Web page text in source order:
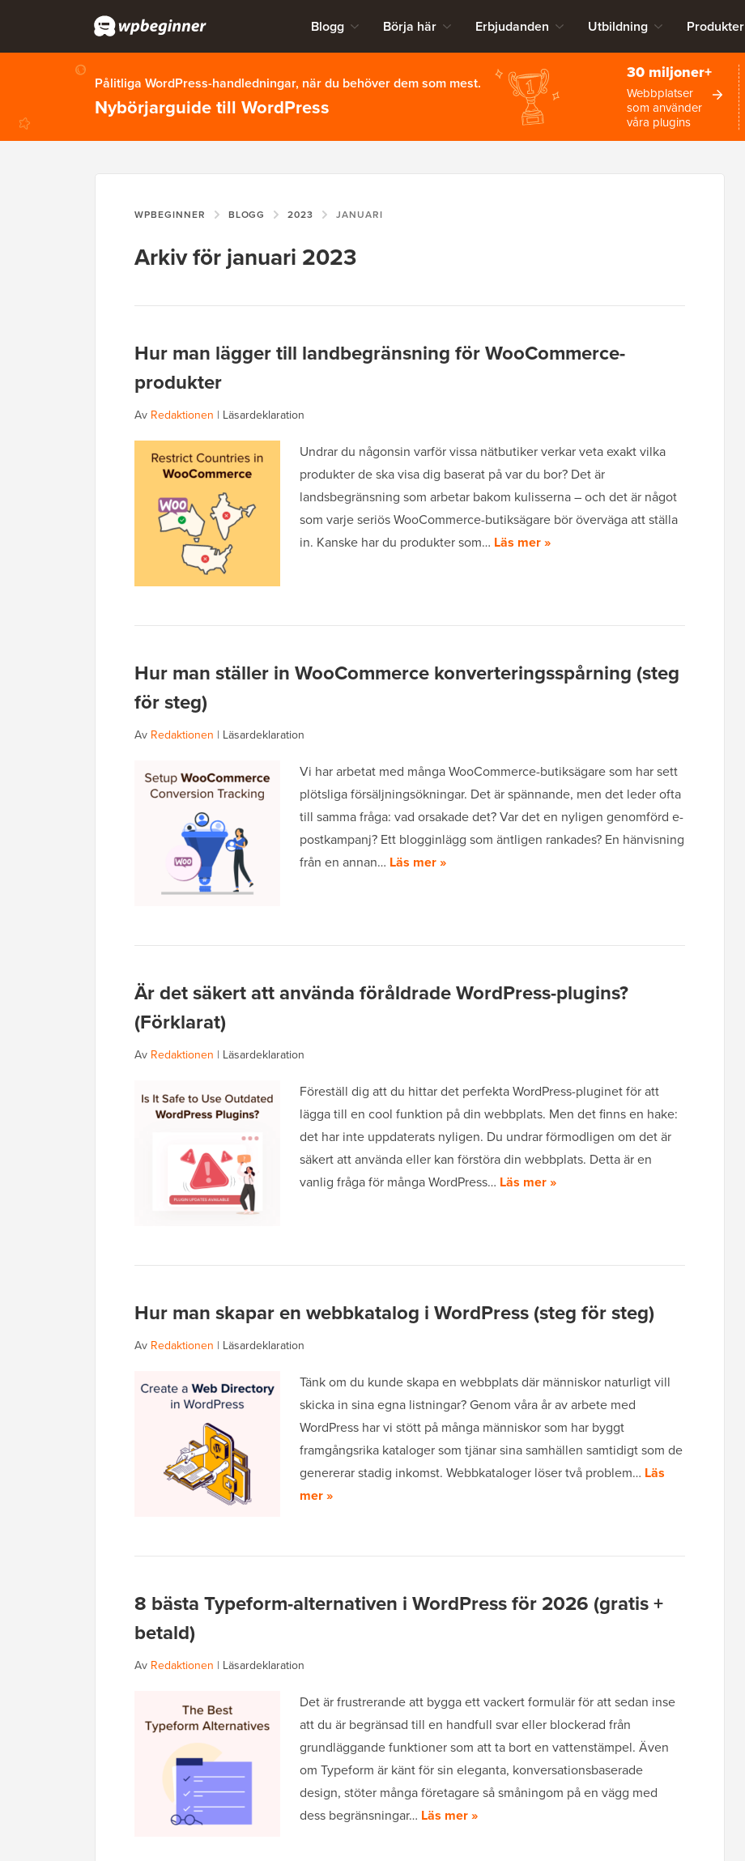
Blogg Börja här Erbjudanden Utbildning Produkter
Pålitliga WordPress-handledningar, när du behöver dem som mest.
Nybörjarguide till WordPress
30 miljoner+
Webbplatser
som använder
våra plugins
WPBEGINNER BLOGG 2023 JANUARI
Arkiv för januari 2023
Hur man lägger till landbegränsning för WooCommerce-
produkter
Av Redaktionen | Läsardeklaration
Undrar du någonsin varför vissa nätbutiker verkar veta exakt vilka
produkter de ska visa dig baserat på var du bor? Det är
landsbegränsning som arbetar bakom kulisserna – och det är något
som varje seriös WooCommerce-butiksägare bör överväga att ställa
in. Kanske har du produkter som… Läs mer »
Hur man ställer in WooCommerce konverteringsspårning (steg
för steg)
Av Redaktionen | Läsardeklaration
Vi har arbetat med många WooCommerce-butiksägare som har sett
plötsliga försäljningsökningar. Det är spännande, men det leder ofta
till samma fråga: vad orsakade det? Var det en nyligen genomförd e-
postkampanj? Ett blogginlägg som äntligen rankades? En hänvisning
från en annan… Läs mer »
Är det säkert att använda föråldrade WordPress-plugins?
(Förklarat)
Av Redaktionen | Läsardeklaration
Föreställ dig att du hittar det perfekta WordPress-pluginet för att
lägga till en cool funktion på din webbplats. Men det finns en hake:
det har inte uppdaterats nyligen. Du undrar förmodligen om det är
säkert att använda eller kan förstöra din webbplats. Detta är en
vanlig fråga för många WordPress… Läs mer »
Hur man skapar en webbkatalog i WordPress (steg för steg)
Av Redaktionen | Läsardeklaration
Tänk om du kunde skapa en webbplats där människor naturligt vill
skicka in sina egna listningar? Genom våra år av arbete med
WordPress har vi stött på många människor som har byggt
framgångsrika kataloger som tjänar sina samhällen samtidigt som de
genererar stadig inkomst. Webbkataloger löser två problem… Läs
mer »
8 bästa Typeform-alternativen i WordPress för 2026 (gratis +
betald)
Av Redaktionen | Läsardeklaration
Det är frustrerande att bygga ett vackert formulär för att sedan inse
att du är begränsad till en handfull svar eller blockerad från
grundläggande funktioner som att ta bort en vattenstämpel. Även
om Typeform är känt för sin eleganta, konversationsbaserade
design, stöter många företagare så småningom på en vägg med
dess begränsningar… Läs mer »